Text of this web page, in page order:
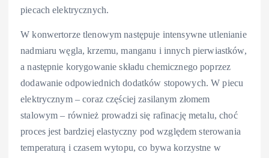
piecach elektrycznych.
W konwertorze tlenowym następuje intensywne utlenianie
nadmiaru węgla, krzemu, manganu i innych pierwiastków,
a następnie korygowanie składu chemicznego poprzez
dodawanie odpowiednich dodatków stopowych. W piecu
elektrycznym – coraz częściej zasilanym złomem
stalowym – również prowadzi się rafinację metalu, choć
proces jest bardziej elastyczny pod względem sterowania
temperaturą i czasem wytopu, co bywa korzystne w